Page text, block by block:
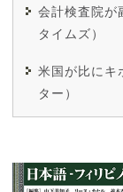
会計検査院が
タイムズ）
米国が比にキ
ター）